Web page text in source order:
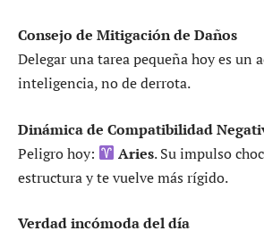
Consejo de Mitigación de Daños
Delegar una tarea pequeña hoy es un
inteligencia, no de derrota.
Dinámica de Compatibilidad
Peligro hoy:
Aries. Su impulso
estructura y te vuelve más rígido.
Verdad incómoda del día